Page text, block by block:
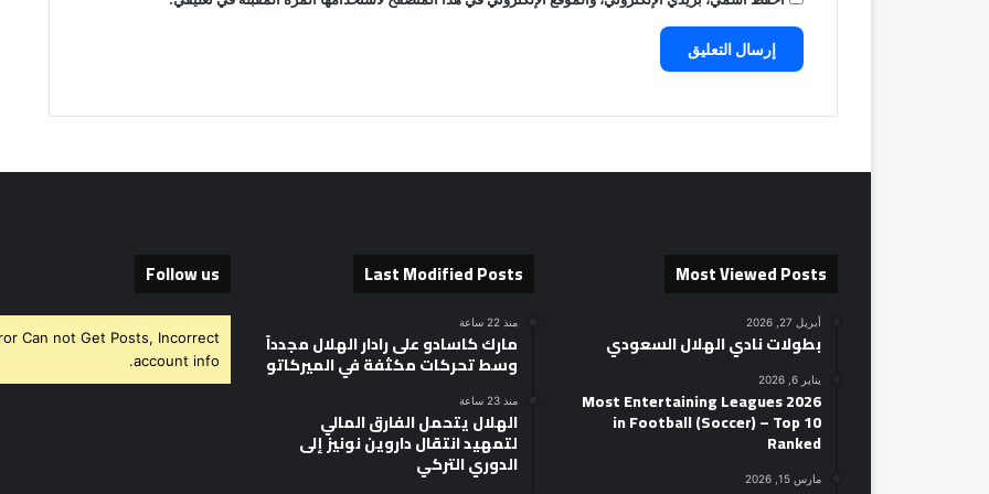
Most Viewed Posts
أبريل 27, 2026
بطولات نادي الهلال السعودي
يناير 6, 2026
2026 Most Entertaining Leagues
in Football (Soccer) – Top 10
Ranked
مارس 15, 2026
Last Modified Posts
منذ 22 ساعة
مارك كاسادو على رادار الهلال مجدداً
وسط تحركات مكثفة في الميركاتو
منذ 23 ساعة
الهلال يتحمل الفارق المالي
لتمهيد انتقال داروين نونيز إلى
الدوري التركي
Follow us
Can not Get Posts, Incorrect
account info.